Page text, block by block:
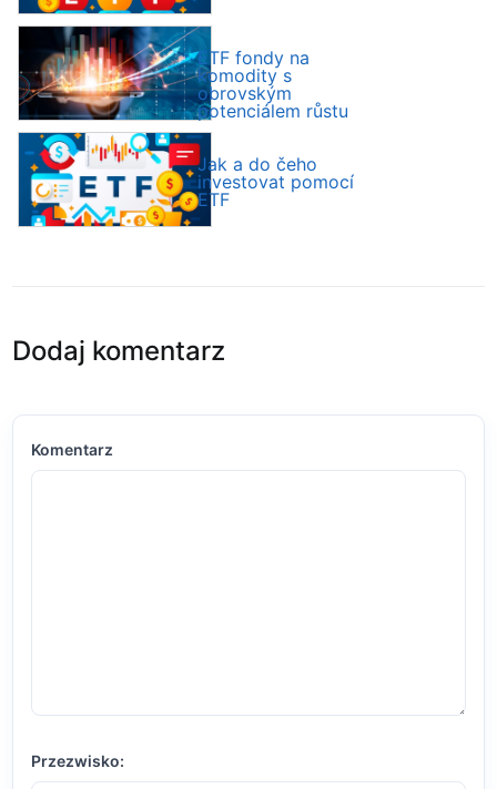
ETF fondy na
komodity s
obrovským
potenciálem růstu
Jak a do čeho
investovat pomocí
ETF
Dodaj komentarz
Komentarz
Przezwisko: